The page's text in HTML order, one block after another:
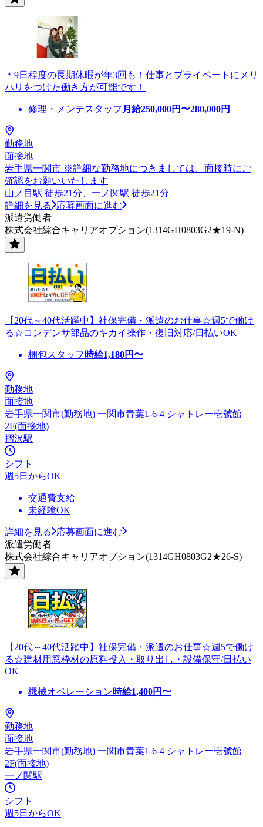
＊9日程度の長期休暇が年3回も！仕事とプライベートにメリ
ハリをつけた働き方が可能です！
修理・メンテスタッフ 月給250,000円〜280,000円
勤務地
面接地
岩手県一関市 ※詳細な勤務地につきましては、面接時にご
確認をお願いいたします
山ノ目駅 徒歩21分、一ノ関駅 徒歩21分
詳細を見る
応募画面に進む
派遣労働者
株式会社綜合キャリアオプション(1314GH0803G2★19-N)
【20代～40代活躍中】社保完備・派遣のお仕事☆週5で働け
る☆コンデンサ部品のキカイ操作・復旧対応/日払いOK
梱包スタッフ 時給1,180円〜
勤務地
面接地
岩手県一関市(勤務地) 一関市青葉1-6-4 シャトレー壱號館
2F(面接地)
摺沢駅
シフト
週5日からOK
交通費支給
未経験OK
詳細を見る
応募画面に進む
派遣労働者
株式会社綜合キャリアオプション(1314GH0803G2★26-S)
【20代～40代活躍中】社保完備・派遣のお仕事☆週5で働け
る☆建材用窓枠材の原料投入・取り出し・設備保守/日払い
OK
機械オペレーション時給1,400円〜
勤務地
面接地
岩手県一関市(勤務地) 一関市青葉1-6-4 シャトレー壱號館
2F(面接地)
一ノ関駅
シフト
週5日からOK